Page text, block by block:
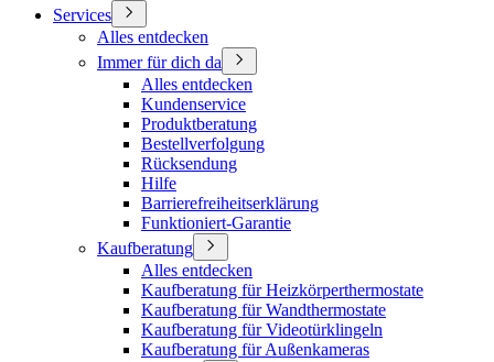
Services
Alles entdecken
Immer für dich da
Alles entdecken
Kundenservice
Produktberatung
Bestellverfolgung
Rücksendung
Hilfe
Barrierefreiheitserklärung
Funktioniert-Garantie
Kaufberatung
Alles entdecken
Kaufberatung für Heizkörperthermostate
Kaufberatung für Wandthermostate
Kaufberatung für Videotürklingeln
Kaufberatung für Außenkameras